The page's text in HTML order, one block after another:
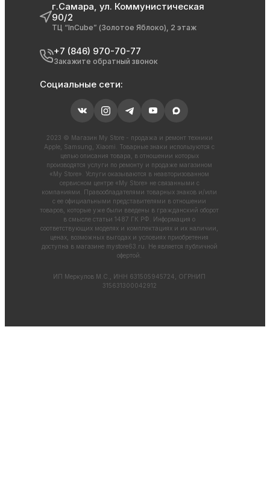
г.Самара, ул. Коммунистическая
90/2
ТЦ “InCube” (Золотое Яблоко), 2 этаж
+7 (846) 970-70-77
Закажите обратный звонок
Социальные сети:
2023 © Магазин My Store - продажа и ремонт техники
Apple, Samsung, Xiaomi. Товарные знаки используются с
целью описания товара, в отношении которых
производятся услуги по ремонту и продаже магазином
«My Store». Услуги оказываются в неавторизованном
сервисном центре «My Store» не связанными с
компаниями. Правообладателями товарных знаков и/или
с ее официальными представителями в отношении
товаров, которые уже были введены в гражданский оборот
в смысле статьи 1487 ГК РФ. Информация о
соответствующих моделях и комплектациях и их наличии,
ценах, возможных выгодах и условиях приобретения
доступна в магазине mystore63.ru . Не является публичной
офертой.
ИП Меркулов М.С., ИНН 631505945724, ОГРНИП
315631300042912